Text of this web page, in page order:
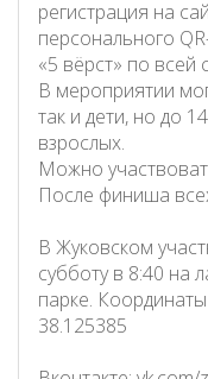
регистрация на
персонального
«5 вёрст» по всей
В мероприятии
так и дети, но до
взрослых.
Можно
После финиша
В Жуковском
субботу в 8:40 на
парке.
38.125385